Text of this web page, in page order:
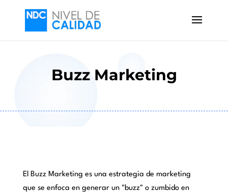
Buzz Marketing
El Buzz Marketing es una estrategia de marketing
que se enfoca en generar un "buzz" o zumbido en